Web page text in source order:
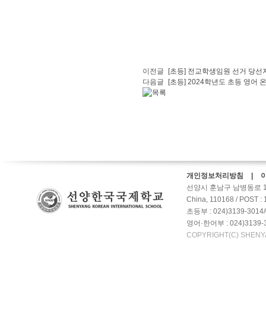
이전글
[초등] 전교학생임원 선거 당선
다음글
[초등] 2024학년도 초등 영어
개인정보처리방침 |
선양시 훈남구 남병동로
China, 110168 / POST :
초등부 : 024)3139-
영어·한어부 :
COPYRIGHT(C)